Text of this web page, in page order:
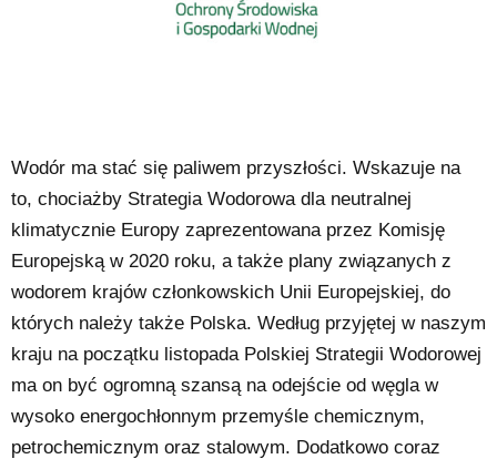
Wodór ma stać się paliwem przyszłości. Wskazuje na
to, chociażby Strategia Wodorowa dla neutralnej
klimatycznie Europy zaprezentowana przez Komisję
Europejską w 2020 roku, a także plany związanych z
wodorem krajów członkowskich Unii Europejskiej, do
których należy także Polska. Według przyjętej w naszym
kraju na początku listopada Polskiej Strategii Wodorowej
ma on być ogromną szansą na odejście od węgla w
wysoko energochłonnym przemyśle chemicznym,
petrochemicznym oraz stalowym. Dodatkowo coraz